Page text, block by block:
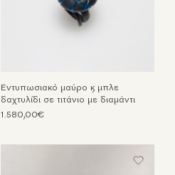
Εντυπωσιακό μαύρο & μπλε
δαχτυλίδι σε τιτάνιο με διαμάντι
1.580,00€